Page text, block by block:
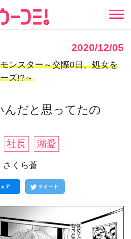
2020/12/05
ンスター～交際0日、処女を
ズ!?～
んだと思ってたの
社長 溺愛
くら蒼